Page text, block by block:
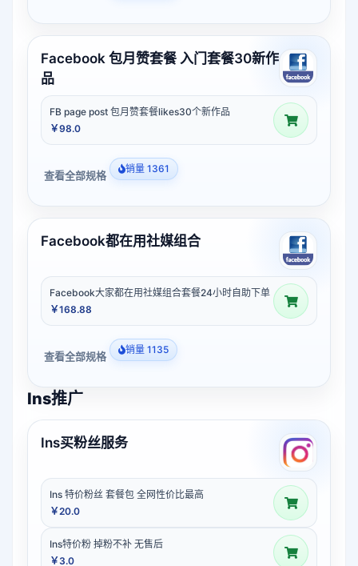
Facebook 包月赞套餐 入门套餐30新作
品
FB page post 包月赞套餐likes30个新作品
￥98.0
查看全部规格 销量 1361
Facebook都在用社媒组合
Facebook大家都在用社媒组合套餐24小时自助下单
￥168.88
查看全部规格 销量 1135
Ins推广
Ins买粉丝服务
Ins 特价粉丝 套餐包 全网性价比最高
￥20.0
Ins特价粉 掉粉不补 无售后
￥3.0